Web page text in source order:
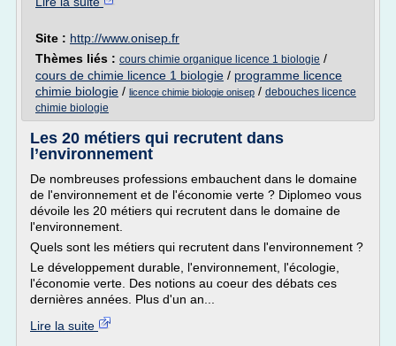
Site : http://www.onisep.fr
Thèmes liés : cours chimie organique licence 1 biologie /
cours de chimie licence 1 biologie / programme licence
chimie biologie / licence chimie biologie onisep / debouches licence
chimie biologie
Les 20 métiers qui recrutent dans
l’environnement
De nombreuses professions embauchent dans le domaine
de l'environnement et de l'économie verte ? Diplomeo vous
dévoile les 20 métiers qui recrutent dans le domaine de
l'environnement.
Quels sont les métiers qui recrutent dans l'environnement ?
Le développement durable, l'environnement, l'écologie,
l'économie verte. Des notions au coeur des débats ces
dernières années. Plus d'un an...
Lire la suite